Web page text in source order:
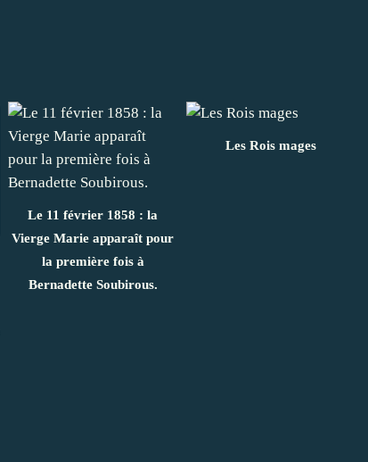
Le 11 février 1858 : la
Vierge Marie apparaît pour
la première fois à
Bernadette Soubirous.
Les Rois mages